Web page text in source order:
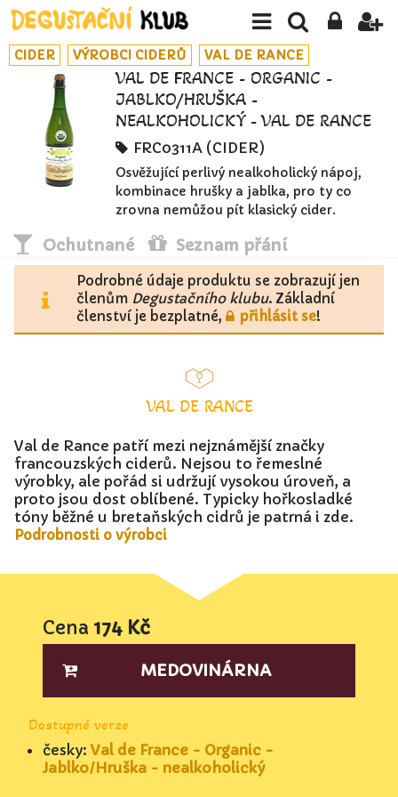
CIDER VÝROBCI CIDERŮ VAL DE RANCE
VAL DE FRANCE - ORGANIC -
JABLKO/HRUŠKA -
NEALKOHOLICKÝ - VAL DE RANCE
FRC0311A (CIDER)
Osvěžující perlivý nealkoholický nápoj,
kombinace hrušky a jablka, pro ty co
zrovna nemůžou pít klasický cider.
Ochutnané Seznam přání
Podrobné údaje produktu se zobrazují jen
členům Degustačního klubu. Základní
členství je bezplatné,
přihlásit se!
VAL DE RANCE
Val de Rance patří mezi nejznámější značky
francouzských ciderů. Nejsou to řemeslné
výrobky, ale pořád si udržují vysokou úroveň, a
proto jsou dost oblíbené. Typicky hořkosladké
tóny běžné u bretaňských cidrů je patrná i zde.
Podrobnosti o výrobci
Cena 174 Kč
MEDOVINÁRNA
Dostupné verze
česky: Val de France - Organic -
Jablko/Hruška - nealkoholický